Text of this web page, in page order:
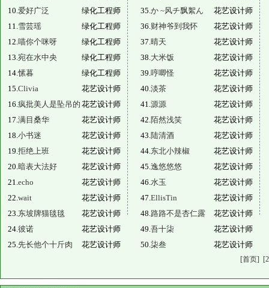
10.爱好广泛
绿化工程师
11.雪芸瑶
绿化工程师
12.喵你个咪呀
绿化工程师
13.宛在水中央
绿化工程师
14.愫暮
绿化工程师
15.Clivia
花艺设计师
16.疯批美人是坠吊的 花艺设计师
17.满目桑华
花艺设计师
18.小书迷
花艺设计师
19.拒绝上班
花艺设计师
20.暗表大法好
花艺设计师
21.echo
花艺设计师
22.wait
花艺设计师
23.东坡牌猫毯毯
花艺设计师
24.彼诺
花艺设计师
25.先长他个十斤肉 花艺设计师
35.か ~风チ飘絮ん
花艺设计师
36.财神爷到我怀
花艺设计师
37.晴天
花艺设计师
38.大米饭
花艺设计师
39.哼唧怪
花艺设计师
40.淡茶
花艺设计师
41.源源
花艺设计师
42.陌然浅笑
花艺设计师
43.陆清酒
花艺设计师
44.东北小辣椒
花艺设计师
45.逸悠悠悠
花艺设计师
46.水玉
花艺设计师
47.EllisTin
花艺设计师
48.路路不是杏仁露
花艺设计师
49.吾十柒
花艺设计师
50.柒叁 花艺设计师
[首页]